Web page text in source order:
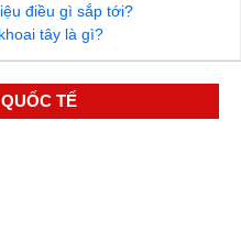
điều gì sắp tới?
tây là gì?
TẾ